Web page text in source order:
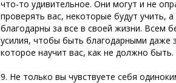
что-то удивительное. Они могут и не
проверять вас, некоторые будут учить,
благодарны за все в своей жизни. Всем
усилия, чтобы быть благодарными даже
которое научит вас, как не должно быть.
9. Не только вы чувствуете себя